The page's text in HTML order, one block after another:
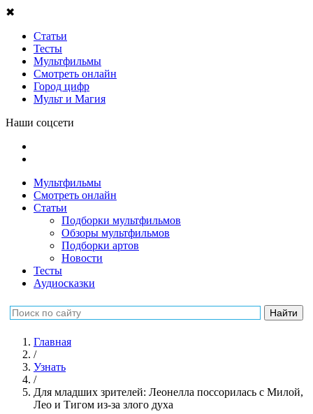
✖
Статьи
Тесты
Мультфильмы
Смотреть онлайн
Город цифр
Мульт и Магия
Наши соцсети
Мультфильмы
Смотреть онлайн
Статьи
Подборки мультфильмов
Обзоры мультфильмов
Подборки артов
Новости
Тесты
Аудиосказки
Главная
/
Узнать
/
Для младших зрителей: Леонелла поссорилась с Милой,
Лео и Тигом из-за злого духа